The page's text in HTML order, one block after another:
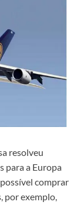
resolveu
para a Europa
comprar
por exemplo,